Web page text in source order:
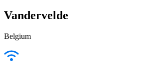
Vandervelde
Belgium